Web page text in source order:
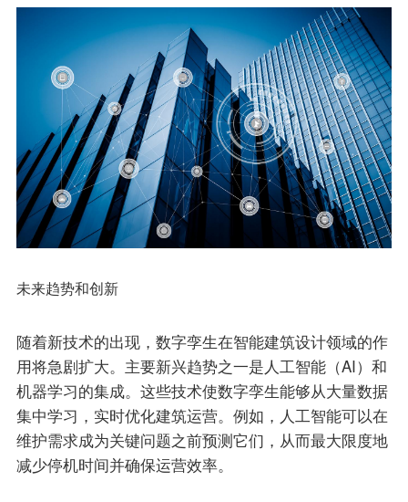
未来趋势和创新
随着新技术的出现，数字孪生在智能建筑设计领域的作
用将急剧扩大。主要新兴趋势之一是人工智能（AI）和
机器学习的集成。这些技术使数字孪生能够从大量数据
集中学习，实时优化建筑运营。例如，人工智能可以在
维护需求成为关键问题之前预测它们，从而最大限度地
减少停机时间并确保运营效率。